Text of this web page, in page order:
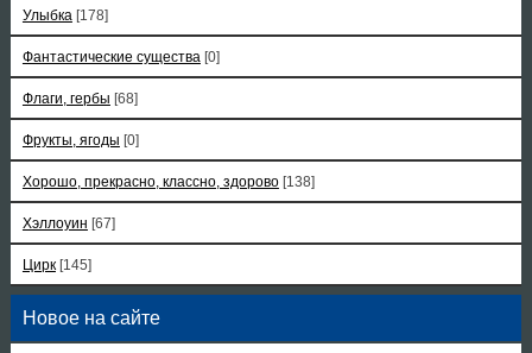
Улыбка [178]
Фантастические существа [0]
Флаги, гербы [68]
Фрукты, ягоды [0]
Хорошо, прекрасно, классно, здорово [138]
Хэллоуин [67]
Цирк [145]
Новое на сайте